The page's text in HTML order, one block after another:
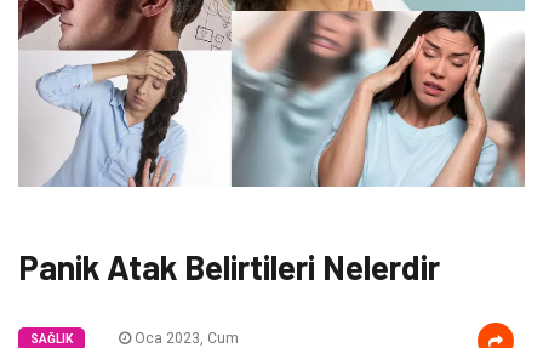
Panik Atak Belirtileri Nelerdir
SAĞLIK Oca 2023, Cum